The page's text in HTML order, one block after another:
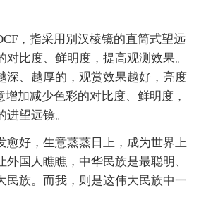
，指采用别汉棱镜的直筒式望远
对比度、鲜明度，提高观测效果。
深、越厚的，观赏效果越好，亮度
增加减少色彩的对比度、鲜明度，
进望远镜。
愈好，生意蒸蒸日上，成为世界上
外国人瞧瞧，中华民族是最聪明、
民族。而我，则是这伟大民族中一